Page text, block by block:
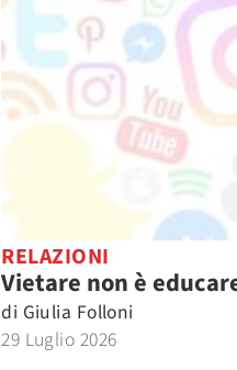
RELAZIONI
Vietare non è
di Giulia Folloni
29 Luglio 2026